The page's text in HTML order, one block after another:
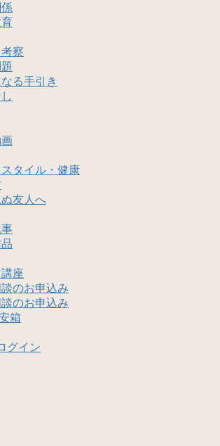
察
る手引き
タイル・健康
ぬ友人へ
座
のお申込み
のお申込み
箱
グイン